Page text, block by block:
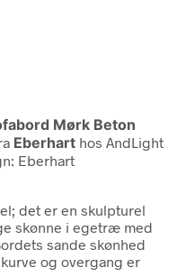
Mørk Beton
Eberhart hos AndLight
Eberhart
det er en skulpturel
skønne i egetræ med
sande skønhed
og overgang er